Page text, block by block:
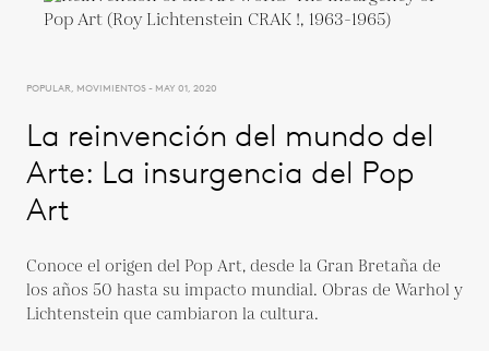
POPULAR, MOVIMIENTOS - MAY 01, 2020
La reinvención del mundo del
Arte: La insurgencia del Pop
Art
Conoce el origen del Pop Art, desde la Gran Bretaña de
los años 50 hasta su impacto mundial. Obras de Warhol y
Lichtenstein que cambiaron la cultura.